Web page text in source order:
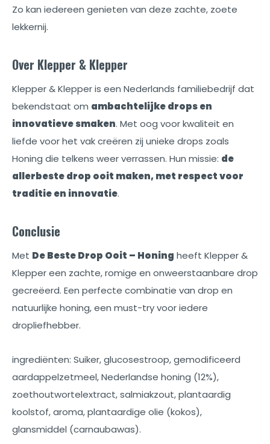
Zo kan iedereen genieten van deze zachte, zoete
lekkernij.
Over Klepper & Klepper
Klepper & Klepper is een Nederlands familiebedrijf dat
bekendstaat om ambachtelijke drops en
innovatieve smaken. Met oog voor kwaliteit en
liefde voor het vak creëren zij unieke drops zoals
Honing die telkens weer verrassen. Hun missie: de
allerbeste drop ooit maken, met respect voor
traditie en innovatie.
Conclusie
Met De Beste Drop Ooit – Honing heeft Klepper &
Klepper een zachte, romige en onweerstaanbare drop
gecreëerd. Een perfecte combinatie van drop en
natuurlijke honing, een must-try voor iedere
dropliefhebber.
ingrediënten: Suiker, glucosestroop, gemodificeerd
aardappelzetmeel, Nederlandse honing (12%),
zoethoutwortelextract, salmiakzout, plantaardig
koolstof, aroma, plantaardige olie (kokos),
glansmiddel (carnaubawas).